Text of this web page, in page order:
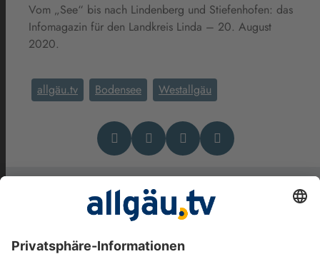
Vom „See“ bis nach Lindenberg und Stiefenhofen: das
Infomagazin für den Landkreis Linda – 20. August
2020.
allgäu.tv Bodensee Westallgäu
Das könnte Dich auch